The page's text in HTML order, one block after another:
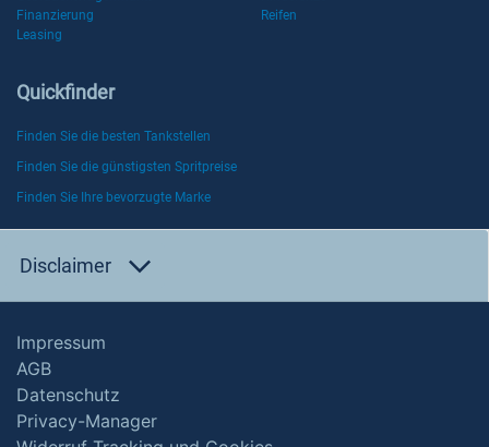
Finanzierung
Reifen
Leasing
Quickfinder
Finden Sie die besten Tankstellen
Finden Sie die günstigsten Spritpreise
Finden Sie Ihre bevorzugte Marke
Disclaimer
Impressum
AGB
Datenschutz
Privacy-Manager